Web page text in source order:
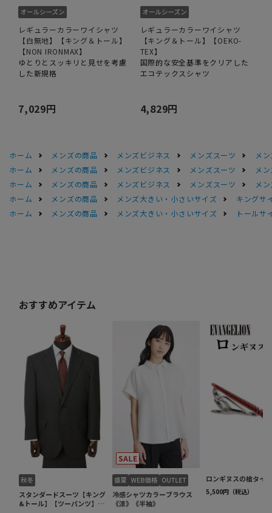
レギュラーカラーワイシャツ
【白無地】【キング＆トール】
【NON IRONMAX】
ゆとりとスッキリと見せを考慮
した新規格
7,029円
レギュラーカラーワイシャツ
【キング＆トール】【OEKO-
TEX】
国際的な安全基準をクリアした
エコテックスシャツ
4,829円
ホーム メンズの商品 メンズビジネス メンズスーツ
メ
ホーム
メンズの商品 メンズビジネス メンズスーツ
メ
ホーム
メンズの商品 メンズビジネス メンズスーツ
メ
ホーム
メンズの商品 メンズ大きい・小さいサイズ
キングサ
ホーム
メンズの商品 メンズ大きい・小さいサイズ トールサ